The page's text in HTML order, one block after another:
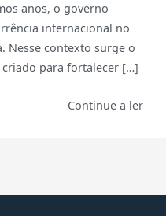
anos, o governo
internacional no
Nesse contexto surge o
criado para fortalecer […]
Continue a ler